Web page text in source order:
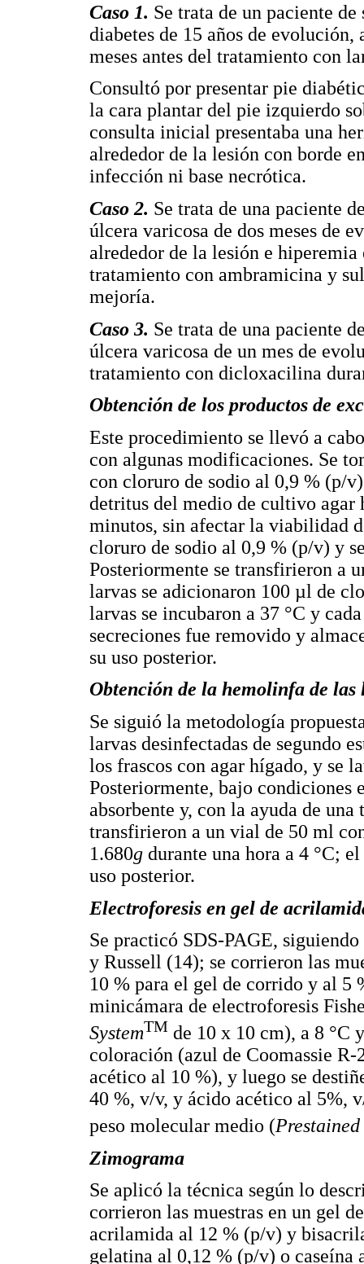
Caso 1. Se trata de un paciente
diabetes de 15 años de evolución,
meses antes del tratamiento con
Consultó por presentar pie
la cara plantar del pie izquierdo
consulta inicial presentaba una
alrededor de la lesión con borde
infección ni base necrótica.
Caso 2. Se trata de una paciente
úlcera varicosa de dos meses de
alrededor de la lesión e
tratamiento con ambramicina y
mejoría.
Caso 3. Se trata de una paciente
úlcera varicosa de un mes de
tratamiento con dicloxacilina
Obtención de los productos de
Este procedimiento se llevó a
con algunas modificaciones. Se
con cloruro de sodio al 0,9 % (p/
detritus del medio de cultivo agar
minutos, sin afectar la viabilidad
cloruro de sodio al 0,9 % (p/v) y
Posteriormente se transfirieron a
larvas se adicionaron 100 µl de
larvas se incubaron a 37 °C y
secreciones fue removido y
su uso posterior.
Obtención de la hemolinfa de las
Se siguió la metodología
larvas desinfectadas de segundo
los frascos con agar hígado, y se
Posteriormente, bajo condiciones
absorbente y, con la ayuda de
transfirieron a un vial de 50 ml
1.680g durante una hora a 4 °C;
uso posterior.
Electroforesis en gel de
Se practicó SDS-PAGE,
y Russell (14); se corrieron las
10 % para el gel de corrido y al 5
minicámara de electroforesis
SystemTM de 10 x 10 cm), a 8 °C
coloración (azul de Coomassie
acético al 10 %), y luego se
40 %, v/v, y ácido acético al 5%,
peso molecular medio (
Zimograma
Se aplicó la técnica según lo
corrieron las muestras en un gel
acrilamida al 12 % (p/v) y
gelatina al 0,12 % (p/v) o caseína